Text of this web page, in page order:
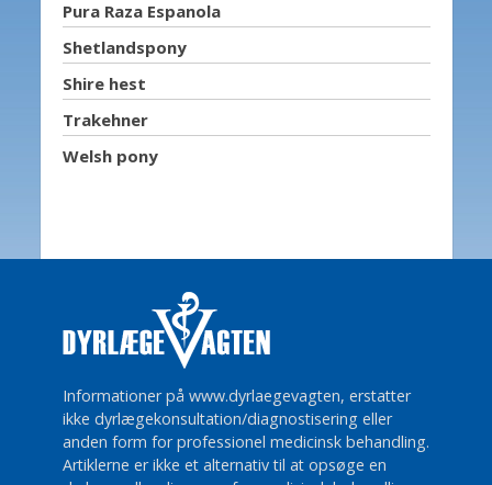
Pura Raza Espanola
Shetlandspony
Shire hest
Trakehner
Welsh pony
Informationer på www.dyrlaegevagten, erstatter
ikke dyrlægekonsultation/diagnostisering eller
anden form for professionel medicinsk behandling.
Artiklerne er ikke et alternativ til at opsøge en